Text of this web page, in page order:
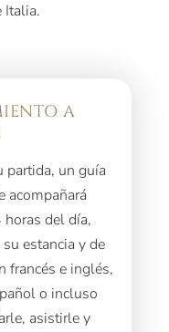
Italia.
A
partida, un guía
acompañará
del día,
estancia y de
francés e inglés,
o incluso
asistirle y